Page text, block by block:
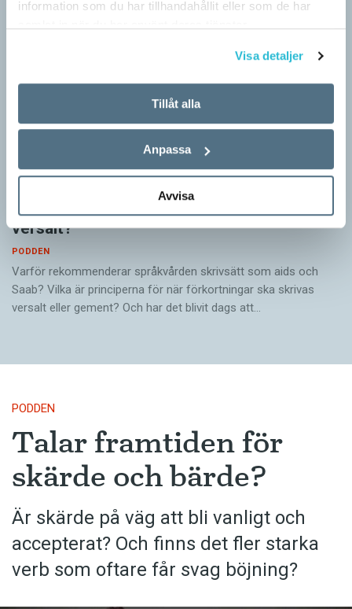
information som du har tillhandahållit eller som de har
Visa detaljer
Tillåt alla
Anpassa
Avvisa
När skrivs förkortningar gement eller
versalt?
PODDEN
Varför rekommenderar språkvården skrivsätt som aids och
Saab? Vilka är principerna för när förkortningar ska skrivas
versalt eller gement? Och har det blivit dags att…
PODDEN
Talar framtiden för
skärde och bärde?
Är skärde på väg att bli vanligt och
accepterat? Och finns det fler starka
verb som oftare får svag böjning?